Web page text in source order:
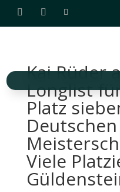
Kai Rüder
Longlist
Platz
Deutschen
Viele